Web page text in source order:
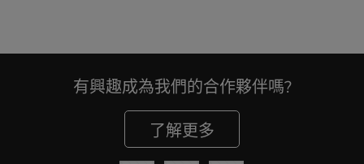
有興趣成為我們的合作夥伴嗎?
了解更多